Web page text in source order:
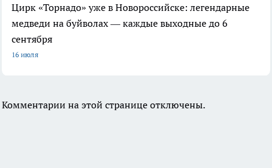
Цирк «Торнадо» уже в Новороссийске: легендарные
медведи на буйволах — каждые выходные до 6
сентября
16 июля
Комментарии на этой странице отключены.